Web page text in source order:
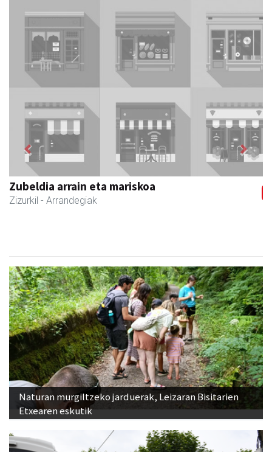
Zubimusu Ikastola
Zizurkil - Hezkuntza
Previous Next
Naturan murgiltzeko jarduerak, Leizaran Bisitarien
Etxearen eskutik